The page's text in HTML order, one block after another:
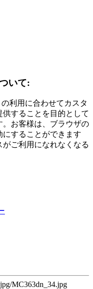
いて:
利用に合わせてカスタ
することを目的として
。お客様は、ブラウザの
することができます
ご利用になれなくなる